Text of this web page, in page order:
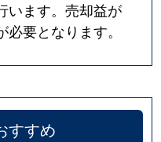
います。売却益が
要となります。
すすめ